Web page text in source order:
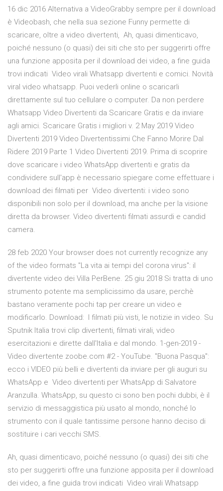
16 dic 2016 Alternativa a VideoGrabby sempre per il download
è Videobash, che nella sua sezione Funny permette di
scaricare, oltre a video divertenti, Ah, quasi dimenticavo,
poiché nessuno (o quasi) dei siti che sto per suggerirti offre
una funzione apposita per il download dei video, a fine guida
trovi indicati Video virali Whatsapp divertenti e comici. Novità
viral video whatsapp. Puoi vederli online o scaricarli
direttamente sul tuo cellulare o computer. Da non perdere
Whatsapp Video Divertenti da Scaricare Gratis e da inviare
agli amici. Scaricare Gratis i migliori v. 2 May 2019 Video
Divertenti 2019 Video Divertentissimi Che Fanno Morire Dal
Ridere 2019 Parte 1 Video Divertenti 2019. Prima di scoprire
dove scaricare i video WhatsApp divertenti e gratis da
condividere sull'app è necessario spiegare come effettuare i
download dei filmati per Video divertenti: i video sono
disponibili non solo per il download, ma anche per la visione
diretta da browser. Video divertenti filmati assurdi e candid
camera.
28 feb 2020 Your browser does not currently recognize any
of the video formats "La vita ai tempi del corona virus": il
divertente video dei Villa PerBene. 25 giu 2018 Si tratta di uno
strumento potente ma semplicissimo da usare, perchè
bastano veramente pochi tap per creare un video e
modificarlo. Download: I filmati più visti, le notizie in video. Su
Sputnik Italia trovi clip divertenti, filmati virali, video
esercitazioni e dirette dall'Italia e dal mondo. 1-gen-2019 -
Video divertente zoobe.com #2 - YouTube. "Buona Pasqua":
ecco i VIDEO più belli e divertenti da inviare per gli auguri su
WhatsApp e Video divertenti per WhatsApp di Salvatore
Aranzulla. WhatsApp, su questo ci sono ben pochi dubbi, è il
servizio di messaggistica più usato al mondo, nonché lo
strumento con il quale tantissime persone hanno deciso di
sostituire i cari vecchi SMS.
Ah, quasi dimenticavo, poiché nessuno (o quasi) dei siti che
sto per suggerirti offre una funzione apposita per il download
dei video, a fine guida trovi indicati Video virali Whatsapp